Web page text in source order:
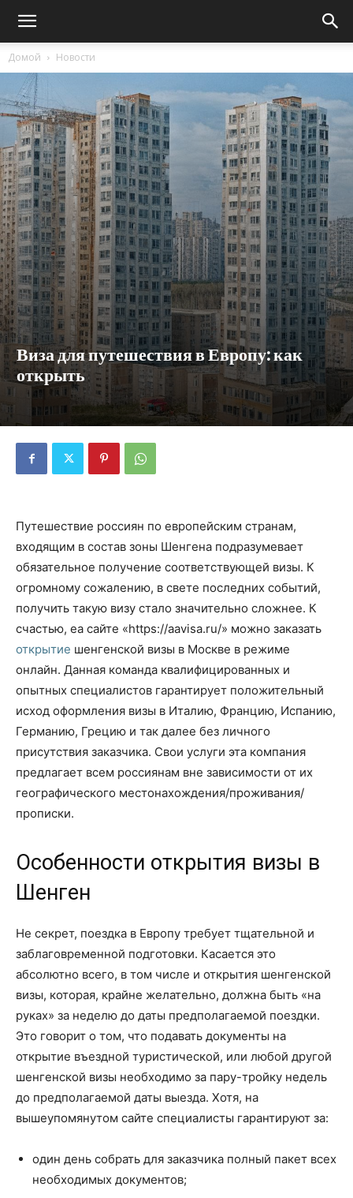
Домой Новости
Виза для путешествия в Европу: как
открыть
Путешествие россиян по европейским странам,
входящим в состав зоны Шенгена подразумевает
обязательное получение соответствующей визы. К
огромному сожалению, в свете последних событий,
получить такую визу стало значительно сложнее. К
счастью, еа сайте «https://aavisa.ru/» можно заказать
открытие шенгенской визы в Москве в режиме
онлайн. Данная команда квалифицированных и
опытных специалистов гарантирует положительный
исход оформления визы в Италию, Францию, Испанию,
Германию, Грецию и так далее без личного
присутствия заказчика. Свои услуги эта компания
предлагает всем россиянам вне зависимости от их
географического местонахождения/проживания/
прописки.
Особенности открытия визы в
Шенген
Не секрет, поездка в Европу требует тщательной и
заблаговременной подготовки. Касается это
абсолютно всего, в том числе и открытия шенгенской
визы, которая, крайне желательно, должна быть «на
руках» за неделю до даты предполагаемой поездки.
Это говорит о том, что подавать документы на
открытие въездной туристической, или любой другой
шенгенской визы необходимо за пару-тройку недель
до предполагаемой даты выезда. Хотя, на
вышеупомянутом сайте специалисты гарантируют за:
один день собрать для заказчика полный пакет всех
необходимых документов;